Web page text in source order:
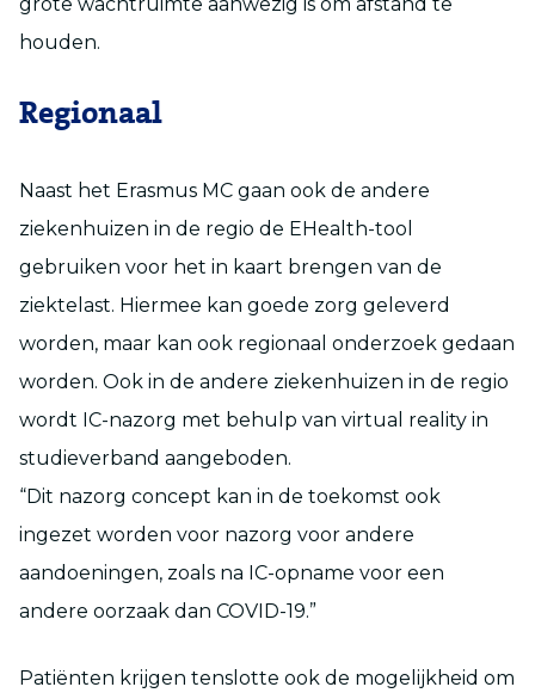
grote wachtruimte aanwezig is om afstand te
houden.
Regionaal
Naast het Erasmus MC gaan ook de andere
ziekenhuizen in de regio de EHealth-tool
gebruiken voor het in kaart brengen van de
ziektelast. Hiermee kan goede zorg geleverd
worden, maar kan ook regionaal onderzoek gedaan
worden. Ook in de andere ziekenhuizen in de regio
wordt IC-nazorg met behulp van virtual reality in
studieverband aangeboden.
“Dit nazorg concept kan in de toekomst ook
ingezet worden voor nazorg voor andere
aandoeningen, zoals na IC-opname voor een
andere oorzaak dan COVID-19.”
Patiënten krijgen tenslotte ook de mogelijkheid om